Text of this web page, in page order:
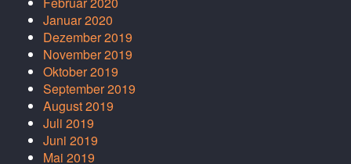
Januar 2020
Dezember 2019
November 2019
Oktober 2019
September 2019
August 2019
Juli 2019
Juni 2019
Mai 2019